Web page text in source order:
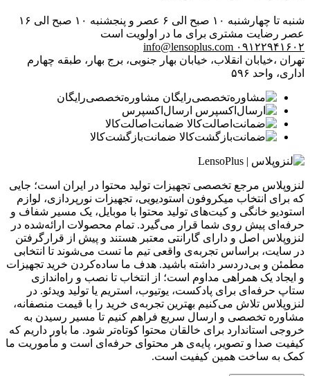
شنبه تا چهارشنبه ۱۰ صبح الی ۶ عصر و پنجشنبه ۱۰ صبح الی ۱۶
عصر رضایت مشتری برای ما در اولویت است
۰۹۱۲۲۹۴۱۶۰۲ info@lensoplus.com
تهران ،خیابان انقلاب، خیابان بهار جنوبی، برج بهار، طبقه چهارم
اداری، واحد ۵۹۶
مشاوره‌تخصصی‌رایگان
ارسال‌اکسپرس
ضمانت‌اصالت‌کالا
ضمانت‌بازگشت‌کالا
لنزوپلاس مرجع تخصصی تجهیزات تولید محتوا در ایران است؛ جایی
که برای انتخاب میکروفون استودیویی، تجهیزات نورپردازی، لوازم
استودیو خانگی و کیت‌های تولید محتوا با موبایل، یک مسیر شفاف و
حرفه‌ای پیش روی شما قرار می‌گیرد. تمام محصولات ارائه‌شده در
لنزوپلاس اصل و دارای گارانتی معتبر هستند و پیش از قرارگرفتن
در سایت، براساس تجربه‌ی واقعی تیم ما تست می‌شوند تا انتخابی
مطمئن و بی‌دردسر داشته باشید. هدف ما ساده‌کردن خرید تجهیزات
و ایجاد یک همراهی مداوم است؛ از انتخاب تا نصب و راه‌اندازی
ستاپ حرفه‌ای برای پادکست، یوتیوب، استریم یا تولید ویدئو. در
لنزوپلاس تلاش می‌کنیم بهترین تجربه‌ی خرید را با قیمت منصفانه،
مشاوره تخصصی و ارسال سریع فراهم کنیم تا مسیر رسیدن به
خروجی استاندارد برای خالقان محتوا کوتاه‌تر شود. ما باور داریم که
کیفیت صدا و تصویر، پایه‌ی هر محتوای حرفه‌ای است و مأموریت ما
کمک به ساخت همین کیفیت است.